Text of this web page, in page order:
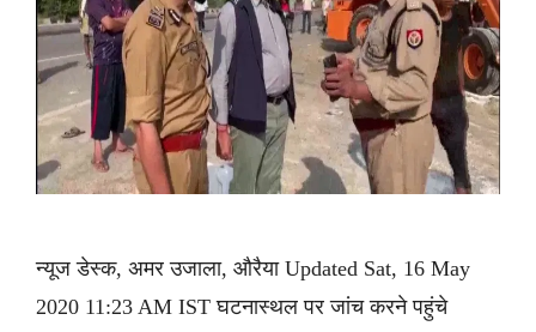
न्यूज डेस्क, अमर उजाला, औरैया Updated Sat, 16 May
2020 11:23 AM IST घटनास्थल पर जांच करने पहुंचे